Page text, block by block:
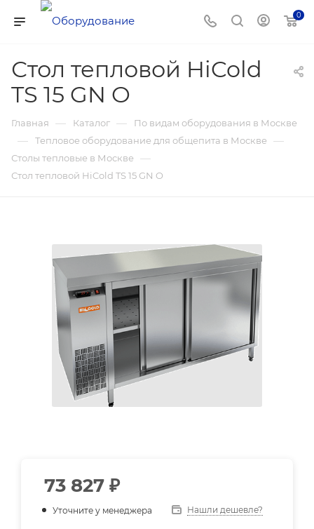
0
Стол тепловой HiCold
TS 15 GN O
Главная — Каталог — По видам оборудования в Москве
— Тепловое оборудование для общепита в Москве —
Столы тепловые в Москве —
Стол тепловой HiCold TS 15 GN O
73 827 ₽
Уточните у менеджера Нашли дешевле?